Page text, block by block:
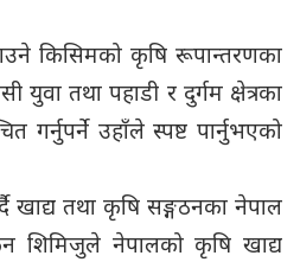
किसिमको कृषि रूपान्तरणका
युवा तथा पहाडी र दुर्गम क्षेत्रका
गर्नुपर्ने उहाँले स्पष्ट पार्नुभएको
खाद्य तथा कृषि सङ्गठनका नेपाल
शिमिजुले नेपालको कृषि खाद्य